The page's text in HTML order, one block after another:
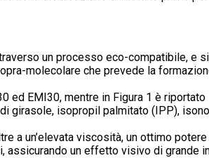
un processo eco-compatibile, e
molecolare che prevede la
EMI30, mentre in Figura 1 è
isopropil palmitato (IPP),
a un’elevata viscosità, un ottimo
un effetto visivo di grande